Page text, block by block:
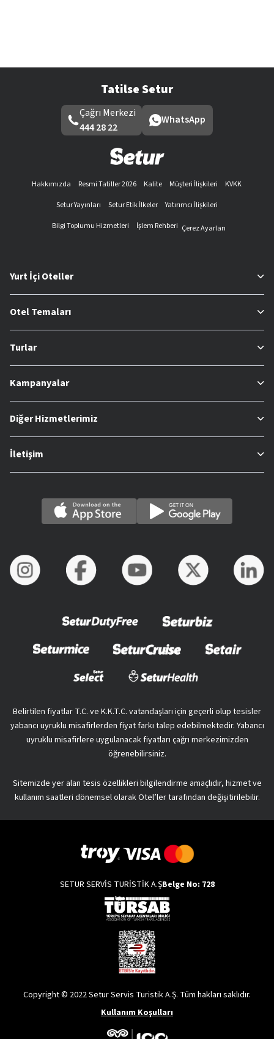
Tatilse Setur
Çağrı Merkezi
444 28 22
WhatsApp
Hakkımızda Resmi Tatiller 2026 Kalite Müşteri İlişkileri
KVKK
Setur Yayınları
Setur Etik İlkeler
Yatırımcı İlişkileri
Bilgi Toplumu Hizmetleri
İşlem Rehberi Çerez Ayarları
Yurt İçi Oteller
Otel Temaları
Turlar
Kampanyalar
Diğer Hizmetlerimiz
İletişim
Belirtilen fiyatlar T.C. ve K.K.T.C. vatandaşları için geçerli olup tesisler
yabancı uyruklu misafirlerden fiyat farkı talep edebilmektedir. Yabancı
uyruklu misafirlere uygulanacak fiyatları çağrı merkezimizden
öğrenebilirsiniz.
Sitemizde yer alan tesis özellikleri bilgilendirme amaçlıdır, hizmet ve
kullanım saatleri dönemsel olarak Otel’ler tarafından değişitirilebilir.
SETUR SERVİS TURİSTİK A.ŞBelge No: 728
Copyright © 2022 Setur Servis Turistik A.Ş. Tüm hakları saklıdır.
Kullanım Koşulları